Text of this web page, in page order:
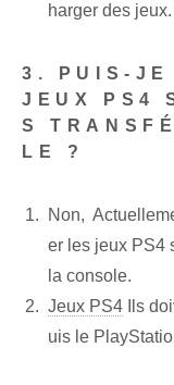
harger des jeux.
3. PUIS-JE
JEUX PS4
S
LE ?
Non,
er les jeux PS4
‍la console.
Jeux PS4 Ils
uis‍ le